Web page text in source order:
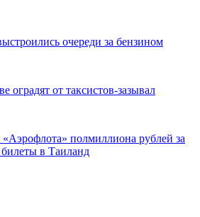
очереди за бензином
оградят от таксистов-зазывал
«Аэрофлота» полмиллиона рублей за
в Таиланд